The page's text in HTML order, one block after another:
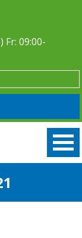
Fr: 09:00-